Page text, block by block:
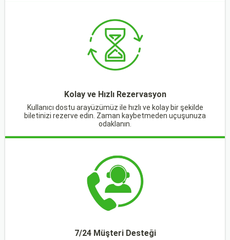
Kolay ve Hızlı Rezervasyon
Kullanıcı dostu arayüzümüz ile hızlı ve kolay bir şekilde
biletinizi rezerve edin. Zaman kaybetmeden uçuşunuza
odaklanın.
7/24 Müşteri Desteği